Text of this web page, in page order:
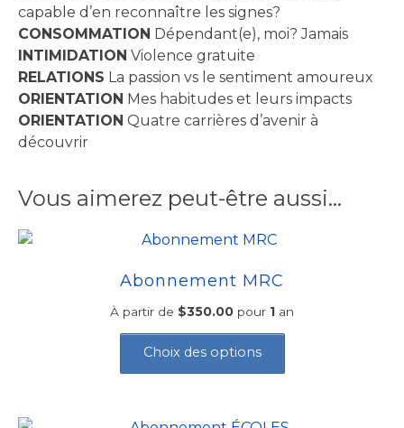
capable d’en reconnaître les signes?
CONSOMMATION Dépendant(e), moi? Jamais
INTIMIDATION Violence gratuite
RELATIONS La passion vs le sentiment amoureux
ORIENTATION Mes habitudes et leurs impacts
ORIENTATION Quatre carrières d’avenir à
découvrir
Vous aimerez peut-être aussi…
Abonnement MRC
À partir de $350.00 pour 1 an
Choix des options
Ce
a